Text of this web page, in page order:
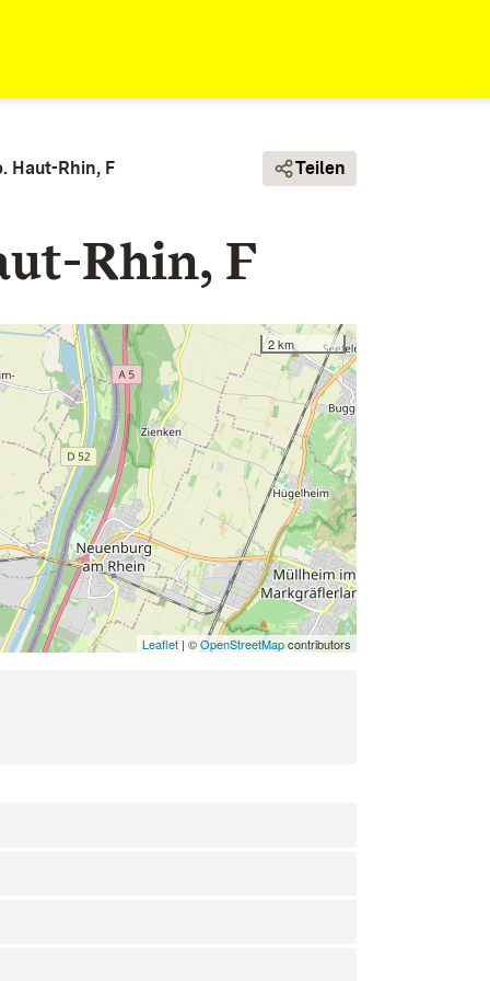
Haut-Rhin, F Teilen
Rhin, F
2 km
Leaflet | ©OpenStreetMapcontributors